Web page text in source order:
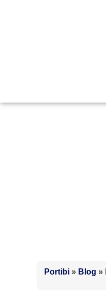
Portibi » Blog »